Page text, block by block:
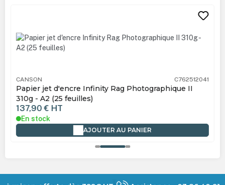
CANSON C762512041
Papier jet d'encre Infinity Rag Photographique II
310g - A2 (25 feuilles)
137,90 € HT
En stock
AJOUTER AU PANIER